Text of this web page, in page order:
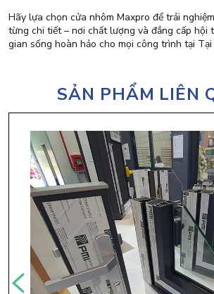
Hãy lựa chọn cửa nhôm Maxpro để trải
từng chi tiết – nơi chất lượng và đẳng cấp hội
gian sống hoàn hảo cho mọi công trình tại
SẢN PHẨM LIÊN